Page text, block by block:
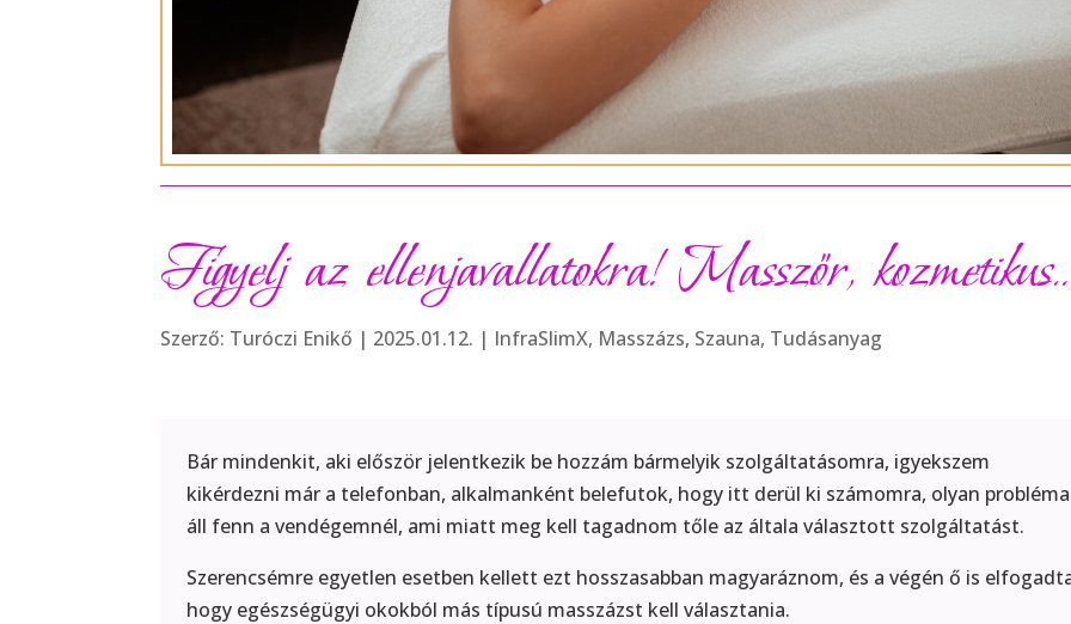
Figyelj az ellenjavallatokra! Masszőr,
Szerző: Turóczi Enikő | 2025.01.12. | InfraSlimX, Masszázs, Szauna, Tudásanyag
Bár mindenkit, aki először jelentkezik be hozzám bármelyik szolgáltatásomra, igyekszem
kikérdezni már a telefonban, alkalmanként belefutok, hogy itt derül ki számomra, olyan probléma
áll fenn a vendégemnél, ami miatt meg kell tagadnom tőle az általa választott szolgáltatást.
Szerencsémre egyetlen esetben kellett ezt hosszasabban magyaráznom, és a végén ő is
hogy egészségügyi okokból más típusú masszázst kell választania.